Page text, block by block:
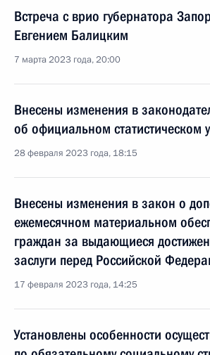
Встреча с врио губернатора
Евгением Балицким
7 марта 2023 года, 20:00
Внесены изменения в
об официальном статистическом
28 февраля 2023 года, 18:15
Внесены изменения в закон о
ежемесячном материальном
граждан за выдающиеся
заслуги перед Российской
17 февраля 2023 года, 14:25
Установлены особенности